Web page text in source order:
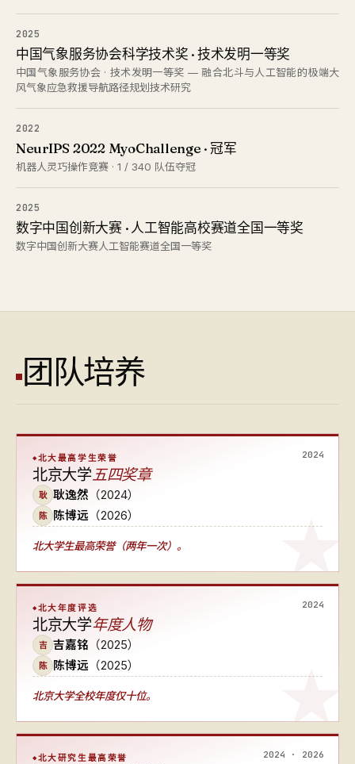
2025
中国气象服务协会科学技术奖 · 技术发明一等奖
中国气象服务协会 · 技术发明一等奖 — 融合北斗与人工智能的极端大
风气象应急救援导航路径规划技术研究
2022
NeurIPS 2022 MyoChallenge · 冠军
机器人灵巧操作竞赛 · 1 / 340 队伍夺冠
2025
数字中国创新大赛 · 人工智能高校赛道全国一等奖
数字中国创新大赛人工智能赛道全国一等奖
团队培养
2024
北大最高学生荣誉
北京大学五四奖章
耿 耿逸然 （2024）
陈 陈博远 （2026）
北大学生最高荣誉（两年一次） 。
2024
北大年度评选
北京大学年度人物
吉 吉嘉铭 （2025）
陈 陈博远 （2025）
北京大学全校年度仅十位。
2024 · 2026
北大研究生最高荣誉